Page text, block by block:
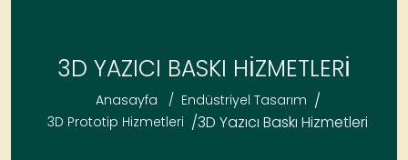
3D YAZICI BASKI HIZMETLERI
Anasayfa / Endüstriyel Tasarım /
3D Prototip Hizmetleri /3D Yazıcı Baskı Hizmetleri